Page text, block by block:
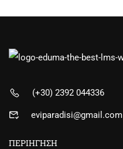
(+30) 2392 044336
eviparadisi@gmail.com
ΠΕΡΙΗΓΗΣΗ